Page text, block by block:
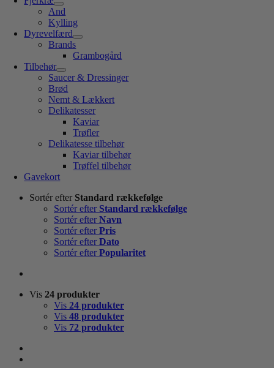
And
Kylling
Dyrevelfærd
Brands
Grambogård
Tilbehør
Saucer & Dressinger
Brød
Nemt & Lækkert
Delikatesser
Kaviar
Trøfler
Delikatesse tilbehør
Kaviar tilbehør
Trøffel tilbehør
Gavekort
Sortér efter Standard rækkefølge
Sortér efter Standard rækkefølge
Sortér efter Navn
Sortér efter Pris
Sortér efter Dato
Sortér efter Popularitet
Vis 24 produkter
Vis 24 produkter
Vis 48 produkter
Vis 72 produkter